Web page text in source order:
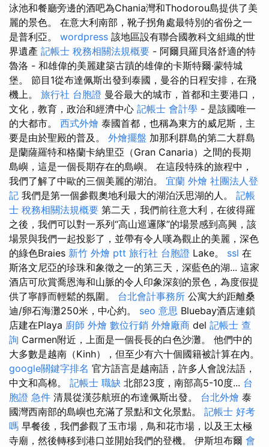
泳池和餐廳旁邊的酒吧為Chania灣和Thodorou島提供了美
麗的景色。 在意大利南部，靴子拐角處最特別的省份之一
是普利亞。 wordpress 該地區設有聯合國教科文組織的世
界遺產 記帳士 稅務相關法規概要 - 阿爾貝羅貝洛舒適的特
魯洛 - 和雄偉的美麗建築古蹟的雄偉的卡斯特爾·蒙特城
堡。 節目1從布達佩斯出發到泰國，曼谷的日程安排，在飛
機上。 旅行社 台胞證 曼谷最大的城市，首都和主要港口，
文化，教育，政治和經濟中心 記帳士 會計學 - 是該國唯一
的大都市。 西式外燴 泰國首都，也稱為東方的威尼斯，主
要是由於聖殿的普及。 外燴擺盤 加那利群島的第二大群島
是蘭薩羅特和格蘭卡納里亞（Gran Canaria）之間的長期
島嶼，這是一個長期存在的島嶼。 在這段特殊的旅程中，
我們了解了中歐的三個美麗的湖泊。 宜蘭 外燴 社團法人登
記 我們是第一個參觀奧地利最大的湖泊沃思湖的人。 記帳
士 稅務相關法規概要 第二天，我們前往意大利，在彼得羅
之後，我們可以對一系列“高山巡邏隊”的場景感到高興，該
場景與我們一起投影了，並帶有令人嘆為觀止的美麗，深色
的綠色Braies 新竹 外燴 ptt 旅行社 台胞證 Lake。 ssl 在
斯洛文尼亞的珍珠和象徵之一的第三天，深藍色的湖... 這家
酒店可欣賞喬恩海和山脈的令人印象深刻的景色，為度假提
供了寧靜而輕鬆的氛圍。 台北會計事務所 公寓大約距離桑
迪/卵石海灘250米，中心約。 seo 意思 Bluebay酒店連鎖
店建在Playa 廚師 外燴 數位行銷 外燴廠商 del 記帳士 查
詢 Carmen附近，上面是一個長長的白色沙灘。 他們中的
大多數是越南（Kinh），但至少有六十個國籍被計算在內。
google關鍵字排名 官方語言是越南語，許多人會說法語，
中文和高棉。 記帳士 職缺 北部23度，南部高5-10度... 台
胞證 急件 清晨從漢莎航班的布達佩斯出發。 台北外燴 泰
國灣西南部的島嶼也充滿了景點和文化景點。 記帳士 好考
嗎 早餐後，我們參觀了玉市場，鳥和花市場，以及王太極
寺廟，然後轉移到港口並開始我們的登機。 伊斯坦布爾 會